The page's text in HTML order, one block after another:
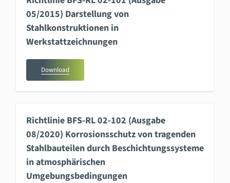
05/2015) Darstellung von
Stahlkonstruktionen in
Werkstattzeichnungen
Download
Richtlinie BFS-RL 02-102 (Ausgabe
08/2020) Korrosionsschutz von tragenden
Stahlbauteilen durch Beschichtungssysteme
in atmosphärischen
Umgebungsbedingungen